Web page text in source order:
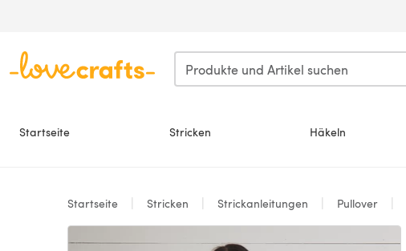
Startseite Stricken Häkeln
Startseite Stricken Strickanleitungen Pullover